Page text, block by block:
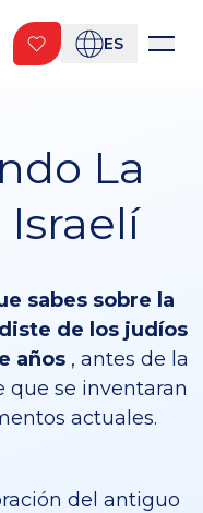
ES
La
sabes sobre la
de los judíos
años, antes de la
que se inventaran
actuales.
del antiguo